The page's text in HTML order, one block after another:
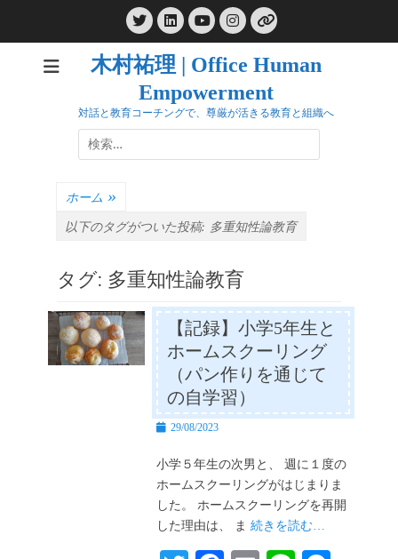
TwitterLinkedIn
YouTube
Instagram
リ
ン
ク
木村祐理 | Office Human
Empowerment
対話と教育コーチングで、尊厳が活きる教育と組織へ
検
索:
ホーム »
以下のタグがついた投稿: 多重知性論教育
タグ: 多重知性論教育
【記録】小学5年生と
ホームスクーリング
（パン作りを通じて
の自学習）
投
日
29/08/2023
小学５年生の次男と、 週に１度の
ホームスクーリングがはじまりま
した。 ホームスクーリングを再開
した理由は、 ま続きを読む…